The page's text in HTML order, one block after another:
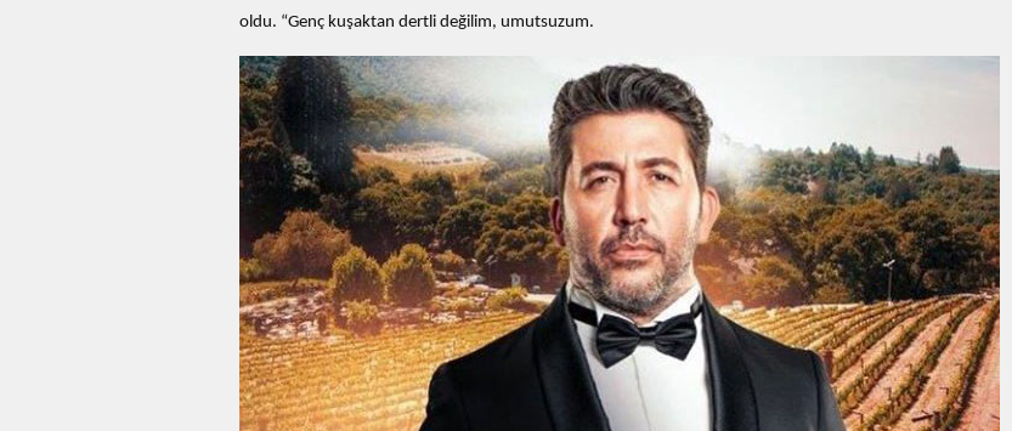
oldu. “Genç kuşaktan dertli değilim, umutsuzum.